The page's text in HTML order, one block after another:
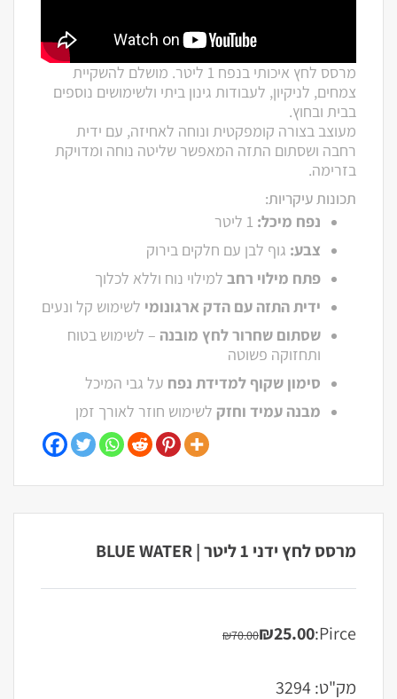
מרסס לחץ איכותי בנפח 1 ליטר. מושלם להשקיית
צמחים, לניקיון, לעבודות גינון ביתי ולשימושים נוספים
בבית ובחוץ.
מעוצב בצורה קומפקטית ונוחה לאחיזה, עם ידית
רחבה ושסתום התזה המאפשר שליטה נוחה ומדויקת
בזרימה.
תכונות עיקריות:
נפח מיכל:
צבע: גוף לבן עם חלקים בירוק
פתח מילוי רחב למילוי נוח וללא לכלוך
ידית התזה עם הדק ארגונומי לשימוש קל ונעים
שסתום שחרור לחץ מובנה – לשימוש בטוח
ותחזוקה פשוטה
סימון שקוף למדידת נפח על גבי המיכל
מבנה עמיד וחזק לשימוש חוזר לאורך זמן
מרסס לחץ ידני 1 ליטר | BLUE WATER
Pirce:
₪70.00
המחיר
היה:
₪25.00
המחיר
הוא: מק"ט:3294